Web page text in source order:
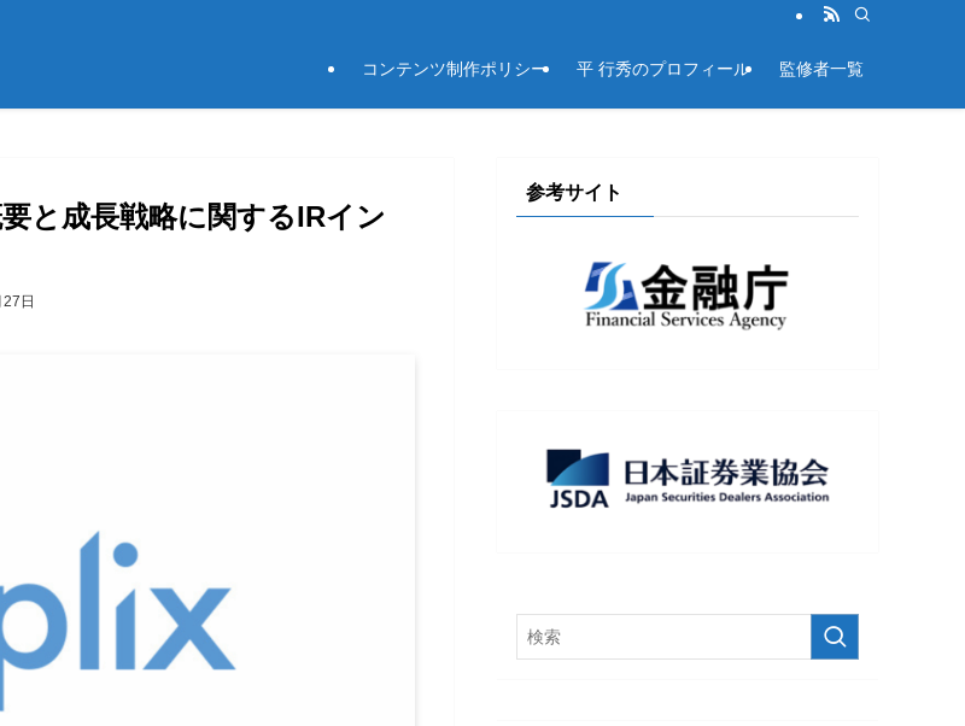
コンテンツ制作ポリシー 平 行秀のプロフィール 監修者一覧
と成長戦略に関するIRイン
日
参考サイト